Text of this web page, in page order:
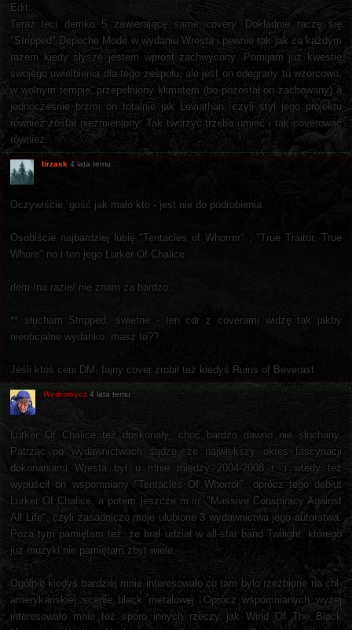
Edit:
Teraz leci demko 5 zawierające same covery. Dokładnie raczę się
"Stripped" Depeche Mode w wydaniu Wresta i pewnie tak jak za każdym
razem kiedy słyszę jestem wprost zachwycony. Pomijam już kwestię
swojego uwielbienia dla tego zespołu, ale jest on odegrany tu wzorcowo,
w wolnym tempie, przepełniony klimatem (bo pozostał on zachowany) a
jednocześnie brzmi on totalnie jak Leviathan, czyli styl jego projektu
również został niezmieniony. Tak tworzyć trzeba umieć i tak coverować
również.
brzask 4 lata temu
Oczywiście, gość jak mało kto - jest nie do podrobienia.
Osobiście najbardziej lubię "Tentacles of Whorror" , "True Traitor, True
Whore" no i ten jego Lurker Of Chalice
dem /na razie/ nie znam za bardzo
** słucham Stripped, świetne - ten cdr z coverami widzę tak jakby
nieoficjalne wydanko, masz to??
Jeśli ktoś ceni DM, fajny cover zrobił też kiedyś Ruins of Beverast
Wędrowycz 4 lata temu
Lurker Of Chalice też doskonały, choć bardzo dawno nie słuchany.
Patrząc po wydawnictwach sądzę, że największy okres fascynacji
dokonaniami Wresta był u mnie między 2004-2008 r. i wtedy też
wypuścił on wspomniany "Tentacles Of Whorror", oprócz tego debiut
Lurker Of Chalice, a potem jeszcze m.in. "Massive Conspiracy Against
All Life", czyli zasadniczo moje ulubione 3 wydawnictwa jego autorstwa.
Poza tym pamiętam też, że brał udział w all-star band Twilight, którego
już muzyki nie pamiętam zbyt wiele.
Ogólnie kiedyś bardziej mnie interesowało co tam było rzeźbione na chł-
amerykańskiej scenie black metalowej. Oprócz wspomnianych wyżej
interesowało mnie też sporo innych rzeczy jak Wind Of The Black